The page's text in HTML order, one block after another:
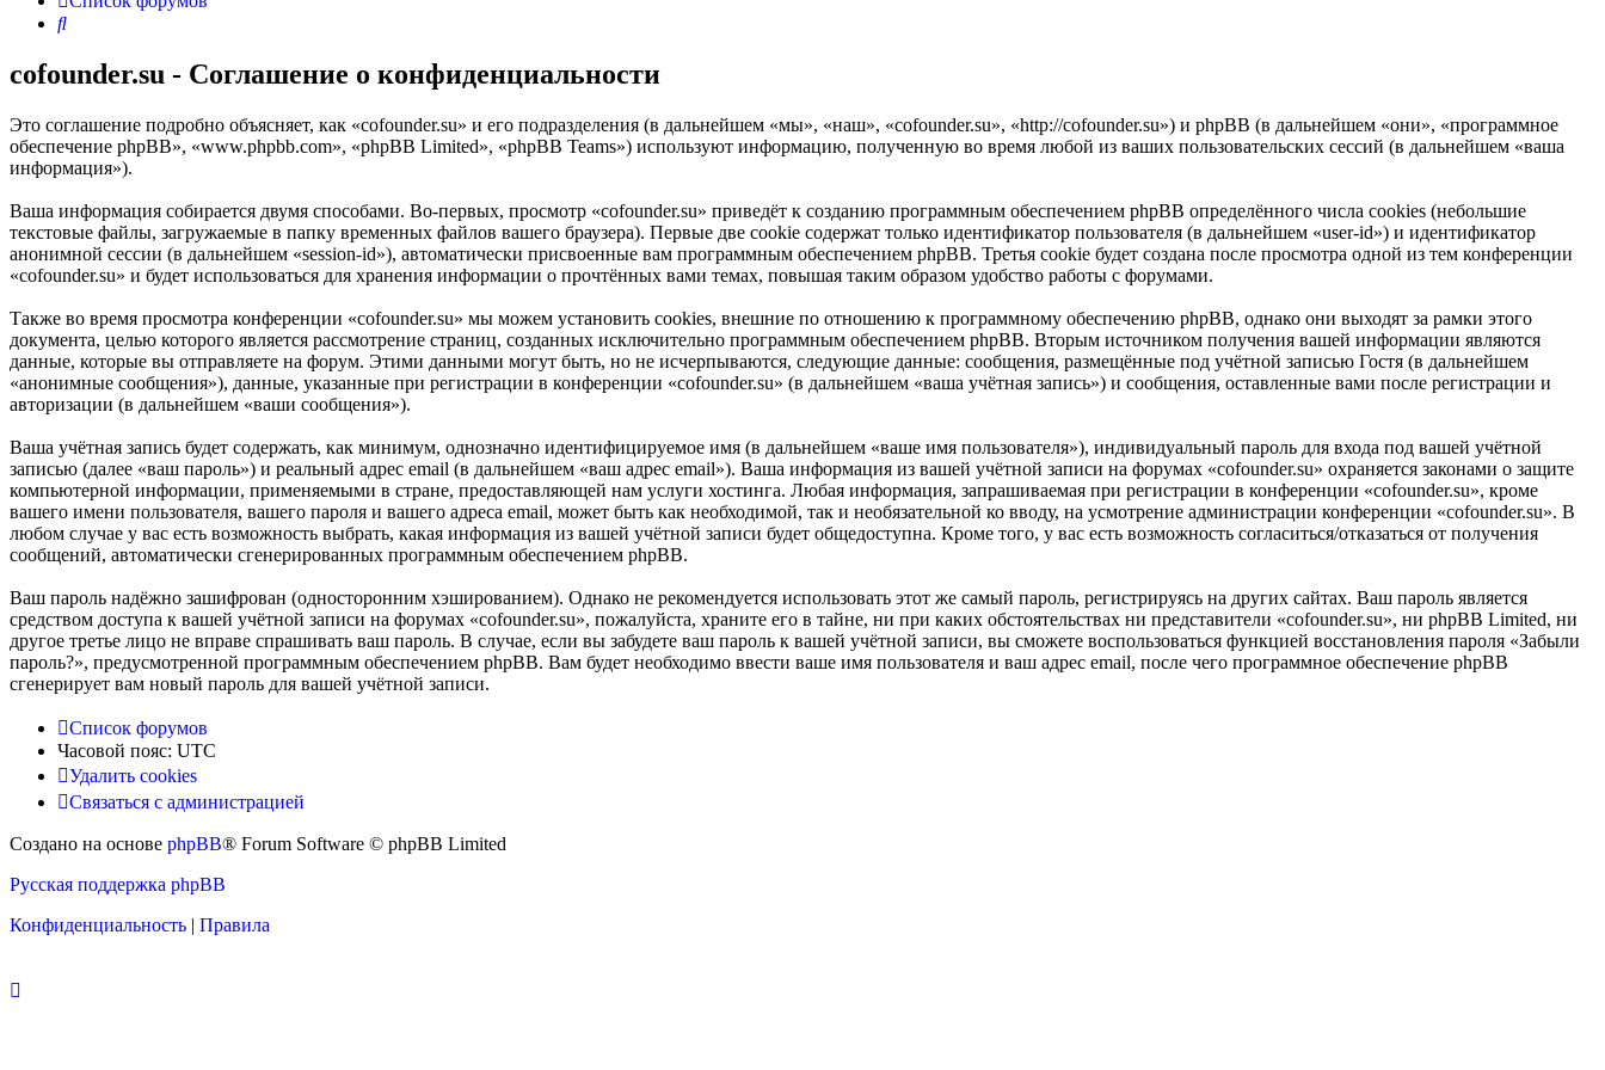
Поиск
cofounder.su - Соглашение о конфиденциальности
Это соглашение подробно объясняет, как «cofounder.su» и его подразделения (в дальнейшем «мы», «наш», «cofounder.su», «http://cofounder.su») и phpBB (в дальнейшем «они», «программное
обеспечение phpBB», «www.phpbb.com», «phpBB Limited», «phpBB Teams») используют информацию, полученную во время любой из ваших пользовательских сессий (в дальнейшем «ваша
информация»).
Ваша информация собирается двумя способами. Во-первых, просмотр «cofounder.su» приведёт к созданию программным обеспечением phpBB определённого числа cookies (небольшие
текстовые файлы, загружаемые в папку временных файлов вашего браузера). Первые две cookie содержат только идентификатор пользователя (в дальнейшем «user-id») и идентификатор
анонимной сессии (в дальнейшем «session-id»), автоматически присвоенные вам программным обеспечением phpBB. Третья cookie будет создана после просмотра одной из тем конференции
«cofounder.su» и будет использоваться для хранения информации о прочтённых вами темах, повышая таким образом удобство работы с форумами.
Также во время просмотра конференции «cofounder.su» мы можем установить cookies, внешние по отношению к программному обеспечению phpBB, однако они выходят за рамки этого
документа, целью которого является рассмотрение страниц, созданных исключительно программным обеспечением phpBB. Вторым источником получения вашей информации являются
данные, которые вы отправляете на форум. Этими данными могут быть, но не исчерпываются, следующие данные: сообщения, размещённые под учётной записью Гостя (в дальнейшем
«анонимные сообщения»), данные, указанные при регистрации в конференции «cofounder.su» (в дальнейшем «ваша учётная запись») и сообщения, оставленные вами после регистрации и
авторизации (в дальнейшем «ваши сообщения»).
Ваша учётная запись будет содержать, как минимум, однозначно идентифицируемое имя (в дальнейшем «ваше имя пользователя»), индивидуальный пароль для входа под вашей учётной
записью (далее «ваш пароль») и реальный адрес email (в дальнейшем «ваш адрес email»). Ваша информация из вашей учётной записи на форумах «cofounder.su» охраняется законами о защите
компьютерной информации, применяемыми в стране, предоставляющей нам услуги хостинга. Любая информация, запрашиваемая при регистрации в конференции «cofounder.su», кроме
вашего имени пользователя, вашего пароля и вашего адреса email, может быть как необходимой, так и необязательной ко вводу, на усмотрение администрации конференции «cofounder.su». В
любом случае у вас есть возможность выбрать, какая информация из вашей учётной записи будет общедоступна. Кроме того, у вас есть возможность согласиться/отказаться от получения
сообщений, автоматически сгенерированных программным обеспечением phpBB.
Ваш пароль надёжно зашифрован (односторонним хэшированием). Однако не рекомендуется использовать этот же самый пароль, регистрируясь на других сайтах. Ваш пароль является
средством доступа к вашей учётной записи на форумах «cofounder.su», пожалуйста, храните его в тайне, ни при каких обстоятельствах ни представители «cofounder.su», ни phpBB Limited, ни
другое третье лицо не вправе спрашивать ваш пароль. В случае, если вы забудете ваш пароль к вашей учётной записи, вы сможете воспользоваться функцией восстановления пароля «Забыли
пароль?», предусмотренной программным обеспечением phpBB. Вам будет необходимо ввести ваше имя пользователя и ваш адрес email, после чего программное обеспечение phpBB
сгенерирует вам новый пароль для вашей учётной записи.
Список форумов
Часовой пояс: UTC
Удалить cookies
Связаться с администрацией
Создано на основе phpBB® Forum Software © phpBB Limited
Русская поддержка phpBB
Конфиденциальность | Правила